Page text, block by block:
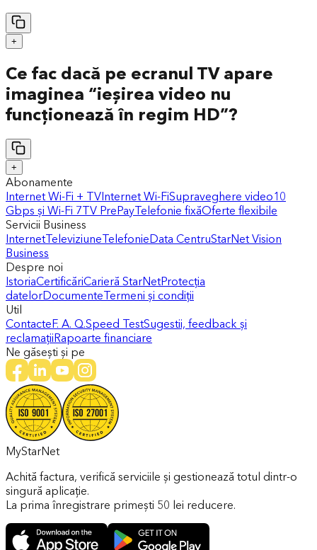
+
Ce fac dacă pe ecranul TV apare
imaginea “ieșirea video nu
funcționează în regim HD”?
+
Abonamente
Internet Wi-Fi + TVInternet Wi-FiSupraveghere video10
Gbps și Wi-Fi 7TV PrePayTelefonie fixăOferte flexibile
Servicii Business
InternetTeleviziuneTelefonieData CentruStarNet Vision
Business
Despre noi
IstoriaCertificăriCarieră StarNetProtecția
datelorDocumenteTermeni și condiții
Util
ContacteF. A. Q.Speed TestSugestii, feedback și
reclamațiiRapoarte financiare
Ne găsești și pe
MyStarNet
Achită factura, verifică serviciile și gestionează totul dintr-o
singură aplicație.
La prima înregistrare primești 50 lei reducere.